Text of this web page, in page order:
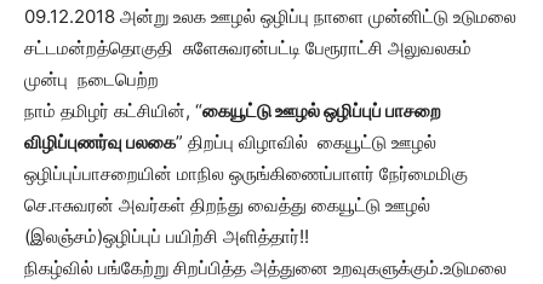
09.12.2018 அன்று உலக ஊழல் ஒழிப்பு நாளை முன்னிட்டு உடுமலை
சட்டமன்றத்தொகுதி சுளேசுவரன்பட்டி பேரூராட்சி அலுவலகம்
முன்பு நடைபெற்ற
நாம் தமிழர் கட்சியின், “கையூட்டு ஊழல் ஒழிப்புப் பாசறை
விழிப்புணர்வு பலகை” திறப்பு விழாவில் கையூட்டு ஊழல்
ஒழிப்புப்பாசறையின் மாநில ஒருங்கிணைப்பாளர் நேர்மைமிகு
செ.ஈசுவரன் அவர்கள் திறந்து வைத்து கையூட்டு ஊழல்
(இலஞ்சம்)ஒழிப்புப் பயிற்சி அளித்தார்!!
நிகழ்வில் பங்கேற்று சிறப்பித்த அத்துனை உறவுகளுக்கும்.உடுமலை